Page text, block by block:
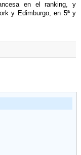
en el ranking, y
y Edimburgo, en 5ª y